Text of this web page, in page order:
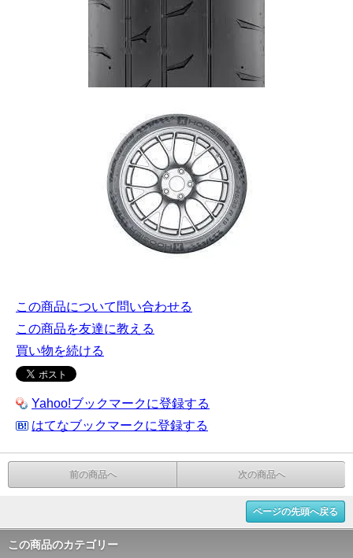
この商品について問い合わせる
この商品を友達に教える
買い物を続ける
Yahoo!ブックマークに登録する
はてなブックマークに登録する
前の商品へ 次の商品へ
ページの先頭へ戻る
この商品のカテゴリー